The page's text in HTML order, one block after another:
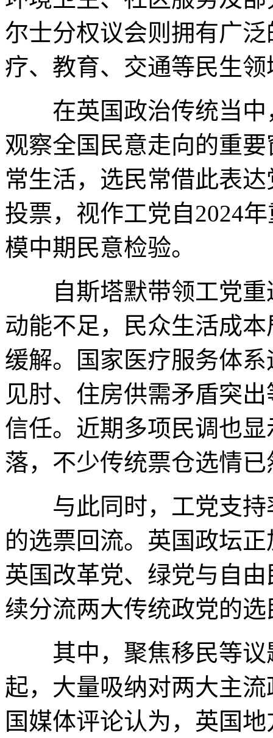
尔士分权议会则拥有广
疗、教育、交通等民生
在英国政治传统当中
观察全国民意走向的重
常生活，选民常借此表
投票，视作工党自2024
模中期民意检验。
自斯塔默带领工党重
动能不足，民众生活成
缓解。国家医疗服务体
见肘、住房供需矛盾突
信任。近期多项民调也
落，不少传统票仓选情
与此同时，工党支持
的选票回流。英国政坛
英国改革党、绿党与自
续分流两大传统政党的
其中，聚焦移民等议
起，大量吸纳对两大主
国媒体评论认为，英国